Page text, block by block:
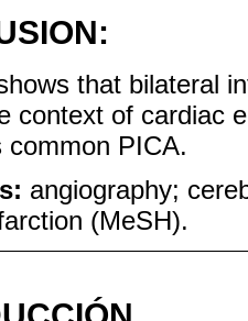
that bilateral
context of cardiac
common PICA.
angiography;
(MeSH).